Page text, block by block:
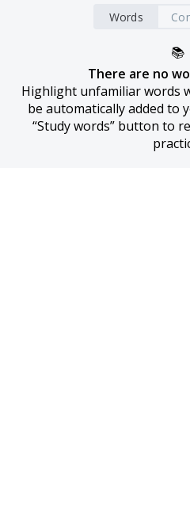
Words
📚
There are no
Highlight unfamiliar words
be automatically added to
“Study words” button to